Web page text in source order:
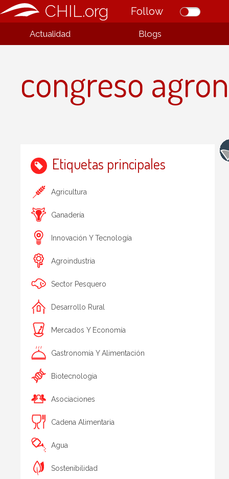
CHIL.org Follow
Actualidad Blogs
congreso
Etiquetas principales
Agricultura
Ganadería
Innovación Y Tecnología
Agroindustria
Sector Pesquero
Desarrollo Rural
Mercados Y Economía
Gastronomía Y Alimentación
Biotecnologia
Asociaciones
Cadena Alimentaria
Agua
Sostenibilidad